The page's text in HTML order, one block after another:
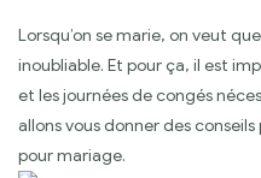
Lorsqu’on se marie, on veut
inoubliable. Et pour ça, il est
et les journées de congés
allons vous donner des
pour mariage.